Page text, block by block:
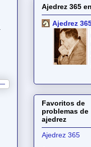
Ajedrez 365
Ajedrez
Favoritos de
problemas de
ajedrez
Ajedrez 365